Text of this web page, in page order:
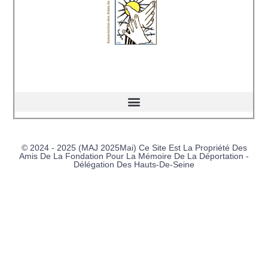
© 2024 - 2025 (MAJ 2025Mai) Ce Site Est La Propriété Des
Amis De La Fondation Pour La Mémoire De La Déportation -
Délégation Des Hauts-De-Seine